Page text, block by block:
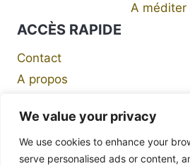
We value your privacy
We use cookies to enhance your
serve personalised ads or content,
A méditer
ACCÈS RAPIDE
Contact
A propos